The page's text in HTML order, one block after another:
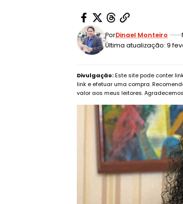
Última atualização: 9
PorDinael Monteiro
Divulgação:Este site pode conter
link e efetuar uma compra.
valor aos meus leitores.